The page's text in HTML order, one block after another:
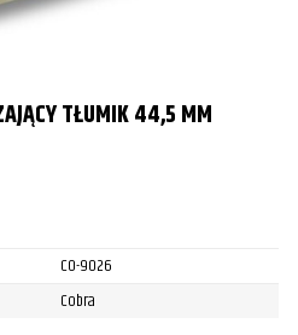
TŁUMIK 44,5 MM
CO-9026
Cobra